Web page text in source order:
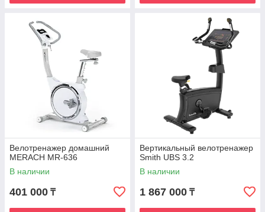
Велотренажер домашний
MERACH MR-636
В наличии
401 000 ₸
Вертикальный велотренажер
Smith UBS 3.2
В наличии
1 867 000 ₸